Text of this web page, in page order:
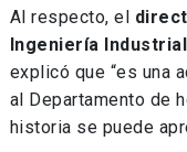
Al respecto, el
Ingeniería
explicó que “es una
al Departamento de
historia se puede